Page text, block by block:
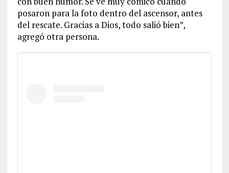
posaron para la foto dentro del ascensor, antes
del rescate. Gracias a Dios, todo salió bien”,
agregó otra persona.